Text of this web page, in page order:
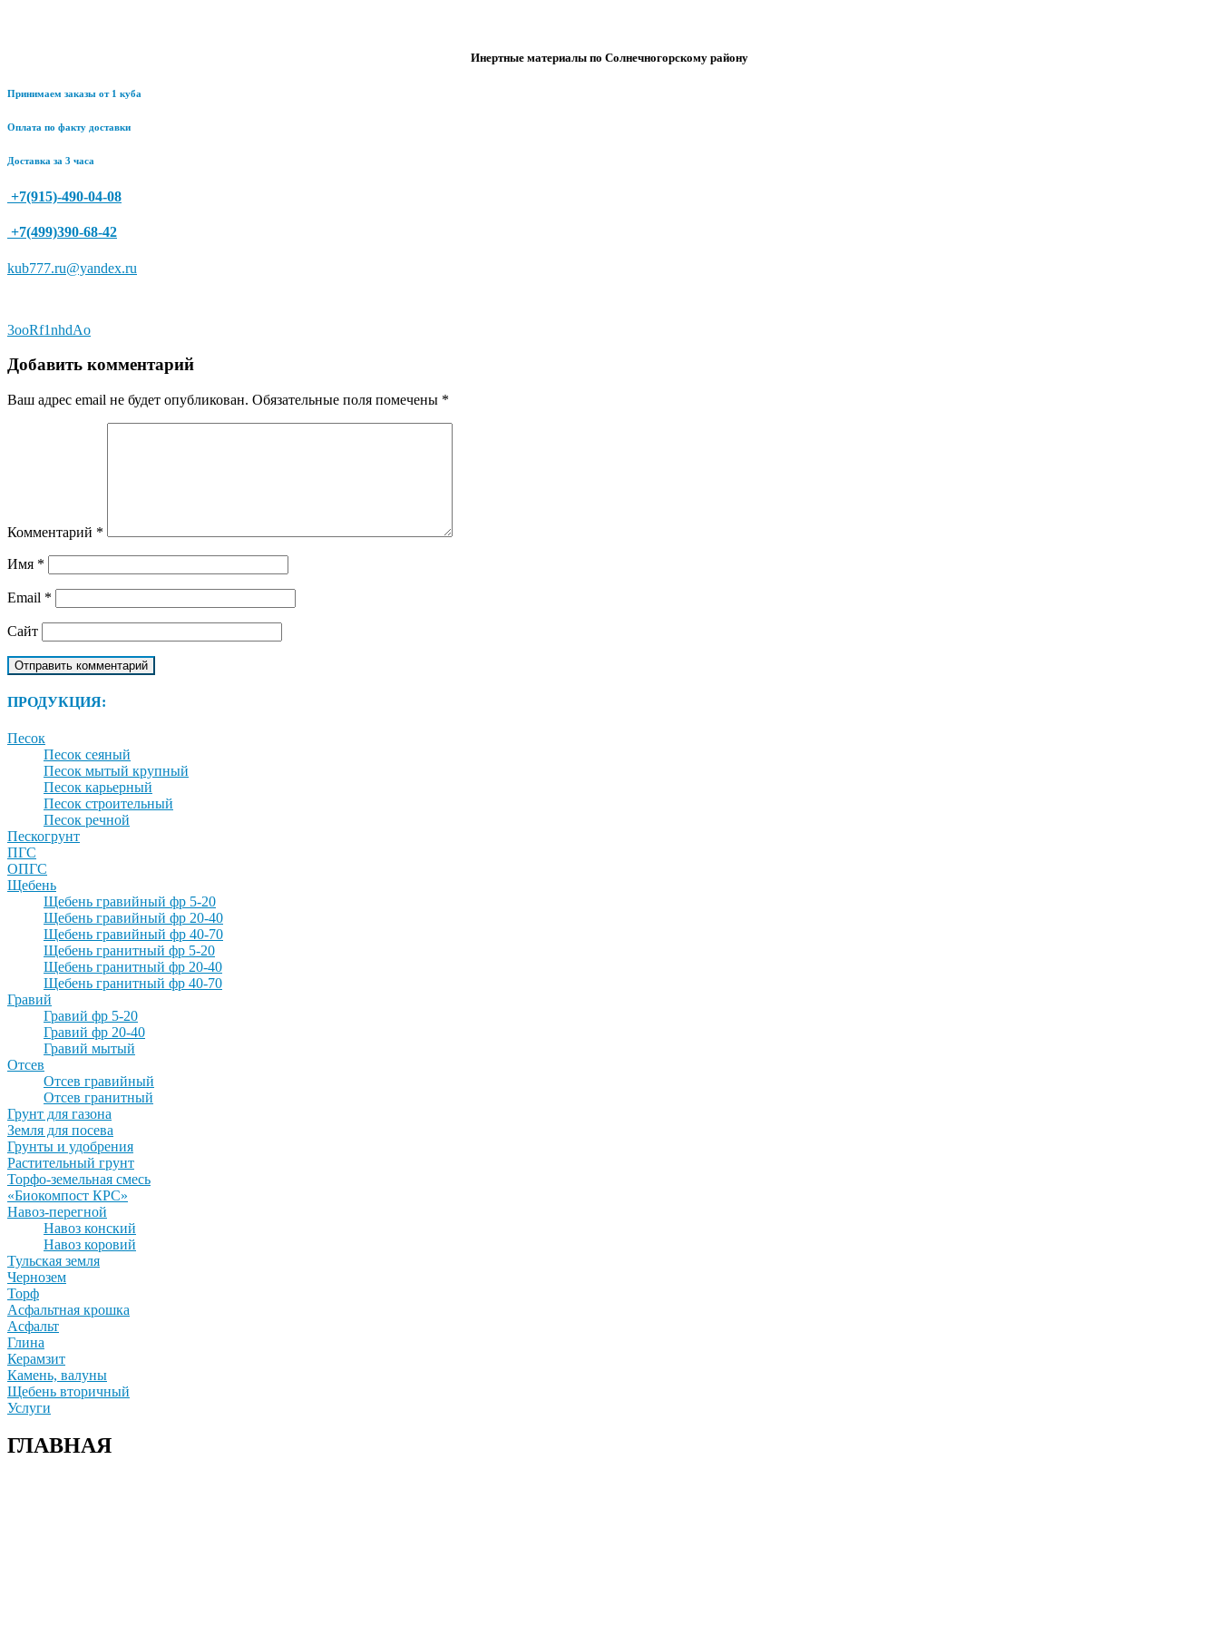
Инертные материалы по Солнечногорскому району
Принимаем заказы от 1 куба
Оплата по факту доставки
Доставка за 3 часа
+7(915)-490-04-08
+7(499)390-68-42
kub777.ru@yandex.ru
Навигация
по
записям
3ooRf1nhdAo
Добавить комментарий
Ваш адрес email не будет опубликован. Обязательные поля помечены *
Комментарий *
Имя *
Email *
Сайт
ПРОДУКЦИЯ:
Песок
Песок сеяный
Песок мытый крупный
Песок карьерный
Песок строительный
Песок речной
Пескогрунт
ПГС
ОПГС
Щебень
Щебень гравийный фр 5-20
Щебень гравийный фр 20-40
Щебень гравийный фр 40-70
Щебень гранитный фр 5-20
Щебень гранитный фр 20-40
Щебень гранитный фр 40-70
Гравий
Гравий фр 5-20
Гравий фр 20-40
Гравий мытый
Отсев
Отсев гравийный
Отсев гранитный
Грунт для газона
Земля для посева
Грунты и удобрения
Растительный грунт
Торфо-земельная смесь
«Биокомпост КРС»
Навоз-перегной
Навоз конский
Навоз коровий
Тульская земля
Чернозем
Торф
Асфальтная крошка
Асфальт
Глина
Керамзит
Камень, валуны
Щебень вторичный
Услуги
ГЛАВНАЯ